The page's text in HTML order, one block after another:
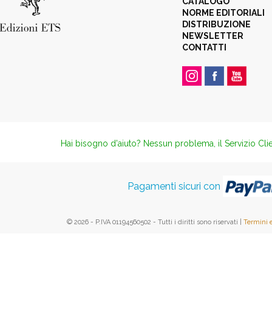
NORME EDITORIALI
DISTRIBUZIONE
NEWSLETTER
CONTATTI
Hai bisogno d'aiuto? Nessun problema, il Servizio
Pagamenti sicuri con
© 2026 - P.IVA 01194560502 - Tutti i diritti sono riservati | Termini